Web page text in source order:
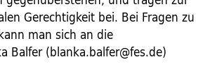
Gerechtigkeit bei. Bei Fragen zu
man sich an die
Balfer (blanka.balfer@fes.de)